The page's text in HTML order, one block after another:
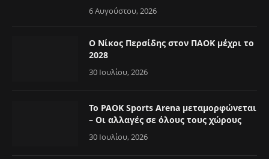
6 Αυγούστου, 2026
Ο Νίκος Περσίδης στον ΠΑΟΚ μέχρι το
2028
30 Ιουλίου, 2026
Το PAOK Sports Arena μεταμορφώνεται
– Οι αλλαγές σε όλους τους χώρους
30 Ιουλίου, 2026